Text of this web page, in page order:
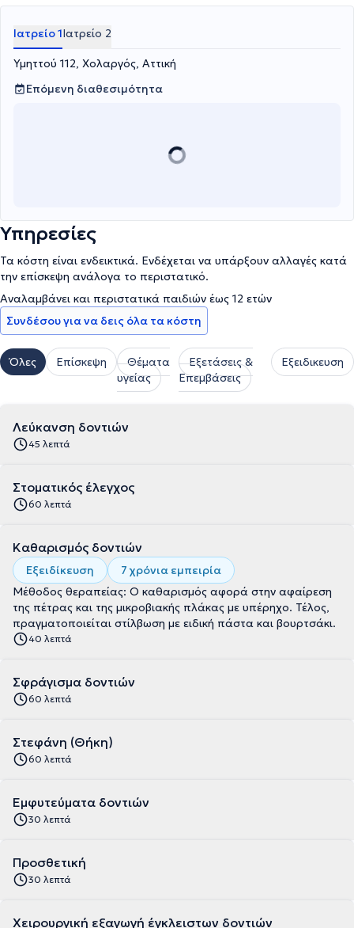
Ιατρείο 1Ιατρείο 2
Υμηττού 112, Χολαργός, Αττική
Επόμενη διαθεσιμότητα
Υπηρεσίες
Τα κόστη είναι ενδεικτικά. Ενδέχεται να υπάρξουν αλλαγές κατά
την επίσκεψη ανάλογα το περιστατικό.
Αναλαμβάνει και περιστατικά παιδιών έως 12 ετών
Συνδέσου για να δεις όλα τα κόστη
Όλες Επίσκεψη
Θέματα
υγείας
Εξετάσεις &
Επεμβάσεις
Εξειδικευση
Λεύκανση δοντιών
45 λεπτά
Στοματικός έλεγχος
60 λεπτά
Καθαρισμός δοντιών
Εξειδίκευση
7 χρόνια εμπειρία
Μέθοδος θεραπείας: Ο καθαρισμός αφορά στην αφαίρεση
της πέτρας και της μικροβιακής πλάκας με υπέρηχο. Τέλος,
πραγματοποιείται στίλβωση με ειδική πάστα και βουρτσάκι.
40 λεπτά
Σφράγισμα δοντιών
60 λεπτά
Στεφάνη (Θήκη)
60 λεπτά
Εμφυτεύματα δοντιών
30 λεπτά
Προσθετική
30 λεπτά
Χειρουργική εξαγωγή έγκλειστων δοντιών